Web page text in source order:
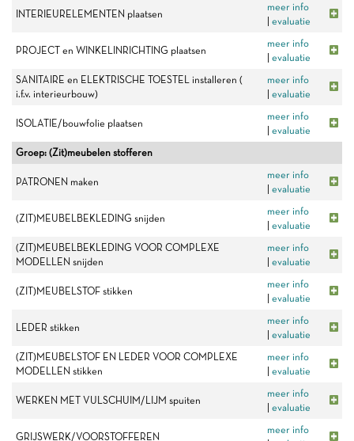
INTERIEURELEMENTEN plaatsen
meer info
evaluatie
PROJECT en WINKELINRICHTING plaatsen
meer info
evaluatie
SANITAIRE en ELEKTRISCHE TOESTEL installeren (
i.f.v. interieurbouw)
meer info
evaluatie
ISOLATIE/bouwfolie plaatsen
meer info
evaluatie
Groep: (Zit)meubelen stofferen
PATRONEN maken
meer info
evaluatie
(ZIT)MEUBELBEKLEDING snijden
meer info
evaluatie
(ZIT)MEUBELBEKLEDING VOOR COMPLEXE
MODELLEN snijden
meer info
evaluatie
(ZIT)MEUBELSTOF stikken
meer info
evaluatie
LEDER stikken
meer info
evaluatie
(ZIT)MEUBELSTOF EN LEDER VOOR COMPLEXE
MODELLEN stikken
meer info
evaluatie
WERKEN MET VULSCHUIM/LIJM spuiten
meer info
evaluatie
GRIJSWERK/VOORSTOFFEREN
meer info